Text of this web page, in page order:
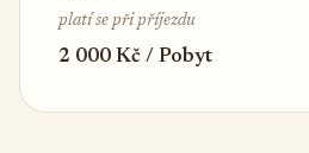
platí se při příjezdu
2 000 Kč / Pobyt